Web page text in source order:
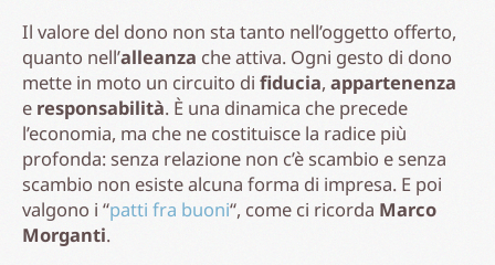
Il valore del dono non sta tanto nell’oggetto offerto,
quanto nell’alleanza che attiva. Ogni gesto di dono
mette in moto un circuito di fiducia, appartenenza
e responsabilità. È una dinamica che precede
l’economia, ma che ne costituisce la radice più
profonda: senza relazione non c’è scambio e senza
scambio non esiste alcuna forma di impresa. E poi
valgono i “patti fra buoni“, come ci ricorda Marco
Morganti.